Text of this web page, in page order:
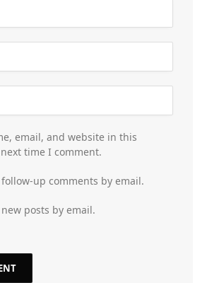
email, and website in this
time I comment.
up comments by email.
posts by email.